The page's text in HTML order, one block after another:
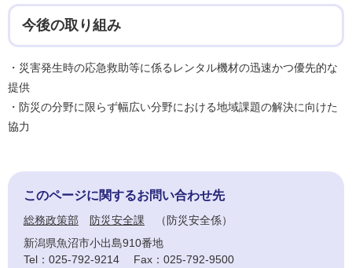
今後の取り組み
・災害発生時の応急救助等に係るレンタル機材の迅速かつ優先的な
提供
・防災の分野に限らず幅広い分野における地域課題の解決に向けた
協力
このページに関するお問い合わせ先
総務政策部 防災安全課
防災安全係
新潟県魚沼市小出島910番地
Tel：025-792-9214
Fax：025-792-9500